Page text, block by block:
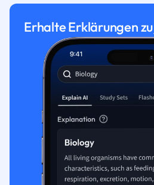
Erhalte Erklärungen